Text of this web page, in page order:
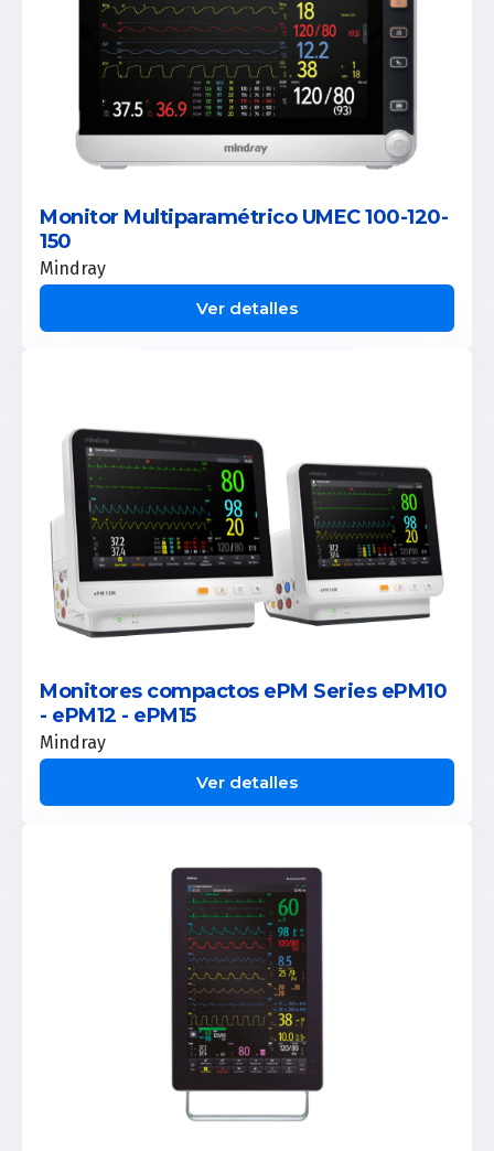
Monitor Multiparamétrico UMEC 100-120-
150
Mindray
Ver detalles
Monitores compactos ePM Series ePM10
- ePM12 - ePM15
Mindray
Ver detalles